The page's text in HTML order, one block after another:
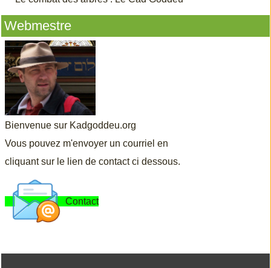
Webmestre
Bienvenue sur Kadgoddeu.org
Vous pouvez m'envoyer un courriel en
cliquant sur le lien de contact ci dessous.
Contact